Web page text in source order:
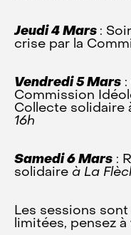
Jeudi 4 Mars :
crise par la
Vendredi 5 Mars :
Commission
Collecte solidaire
16h
Samedi 6 Mars :
solidaire à La
Les sessions
limitées, pensez